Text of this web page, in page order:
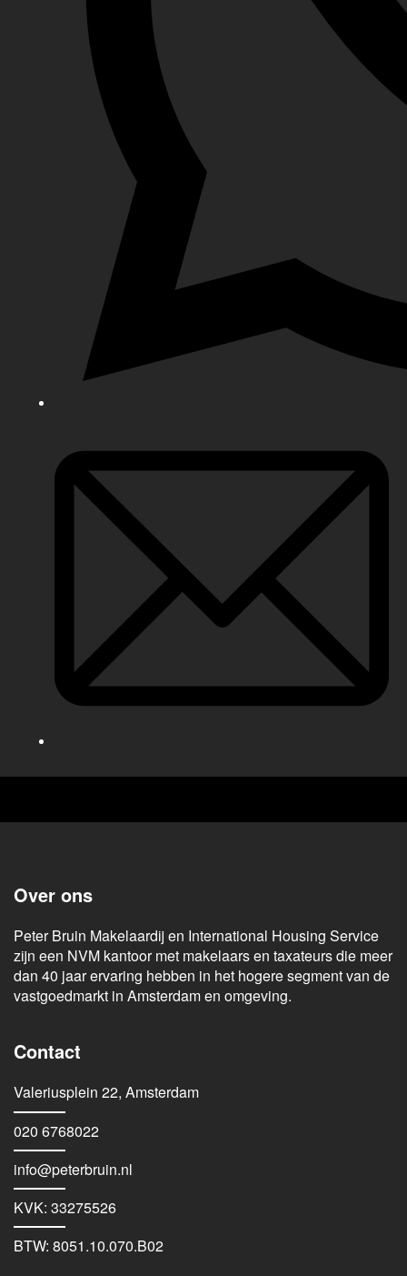
Over ons
Peter Bruin Makelaardij en International Housing Service
zijn een NVM kantoor met makelaars en taxateurs die meer
dan 40 jaar ervaring hebben in het hogere segment van de
vastgoedmarkt in Amsterdam en omgeving.
Contact
Valeriusplein 22, Amsterdam
020 6768022
info@peterbruin.nl
KVK: 33275526
BTW: 8051.10.070.B02